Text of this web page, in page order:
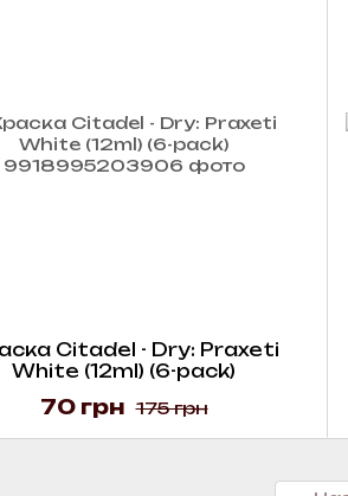
Citadel - Dry: Praxeti
White (12ml) (6-pack)
175 грн
70 грн